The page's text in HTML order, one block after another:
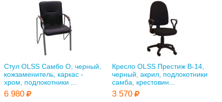
Стул OLSS Самбо О, черный,
кожзаменитель, каркас -
хром, подлокотники ...
6 980
Кресло OLSS Престиж В-14,
черный, акрил, подлокотники
самба, крестовин...
3 570